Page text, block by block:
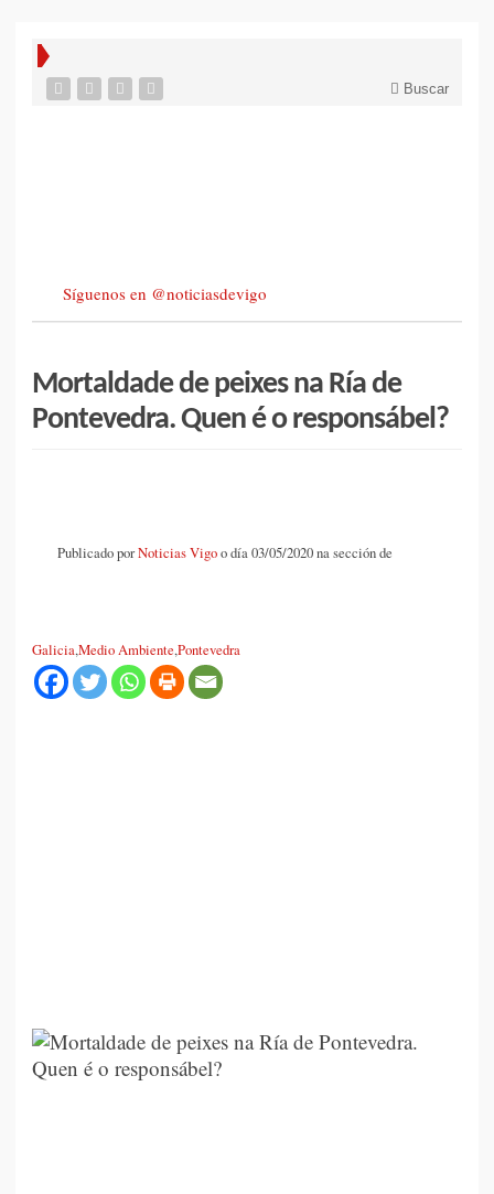
Buscar
Síguenos en @noticiasdevigo
Mortaldade de peixes na Ría de
Pontevedra. Quen é o responsábel?
Publicado porNoticias Vigoo día 03/05/2020 na sección de
Galicia,Medio Ambiente,Pontevedra